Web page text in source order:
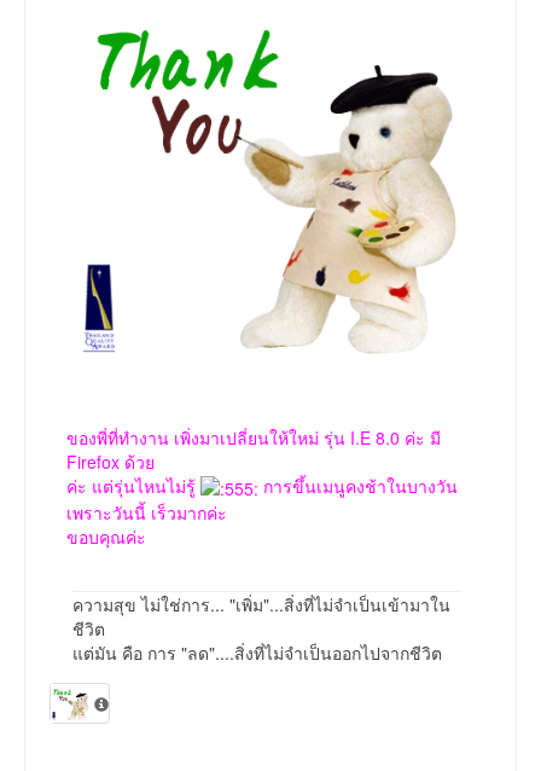
ของพี่ที่ทำงาน เพิ่งมาเปลี่ยนให้ใหม่ รุ่น I.E 8.0 ค่ะ มี
Firefox ด้วย
ค่ะ แต่รุ่นไหนไม่รู้
การขึ้นเมนูคงช้าในบางวัน
เพราะวันนี้ เร็วมากค่ะ
ขอบคุณค่ะ
ความสุข ไม่ใช่การ... "เพิ่ม"...สิ่งที่ไม่จำเป็นเข้ามาใน
ชีวิต
แต่มัน คือ การ "ลด"....สิ่งที่ไม่จำเป็นออกไปจากชีวิต